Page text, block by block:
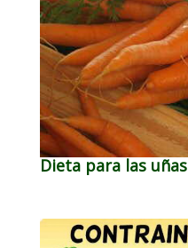
Dieta para las uñas